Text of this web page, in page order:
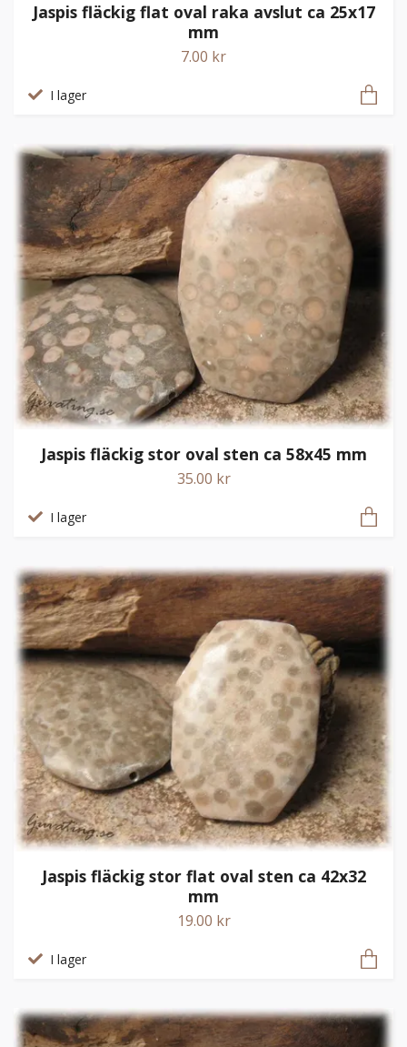
Jaspis fläckig flat oval raka avslut ca 25x17
mm
7.00 kr
I lager
Jaspis fläckig stor oval sten ca 58x45 mm
35.00 kr
I lager
Jaspis fläckig stor flat oval sten ca 42x32
mm
19.00 kr
I lager